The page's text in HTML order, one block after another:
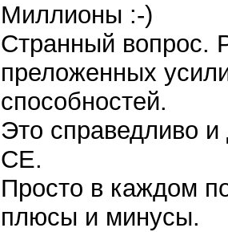
Миллионы :-)
Странный вопрос.
преложенных
способностей.
Это справедливо
СЕ.
Просто в каждом
плюсы и минусы.